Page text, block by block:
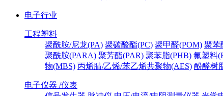
电子行业
工程塑料
聚酰胺/尼龙(PA) 聚碳酸酯(PC) 聚甲醛(POM) 聚苯
聚酰胺(PARA) 聚芳酯(PAR) 聚苯脂(PHB) 氟塑料
物(MBS) 丙烯腈/乙烯/苯乙烯共聚物(AES) 酚醛树
电子仪器 /仪表